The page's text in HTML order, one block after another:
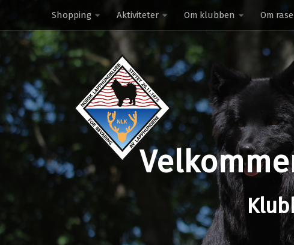
Skip to content
Shopping Aktiviteter Om klubben Om